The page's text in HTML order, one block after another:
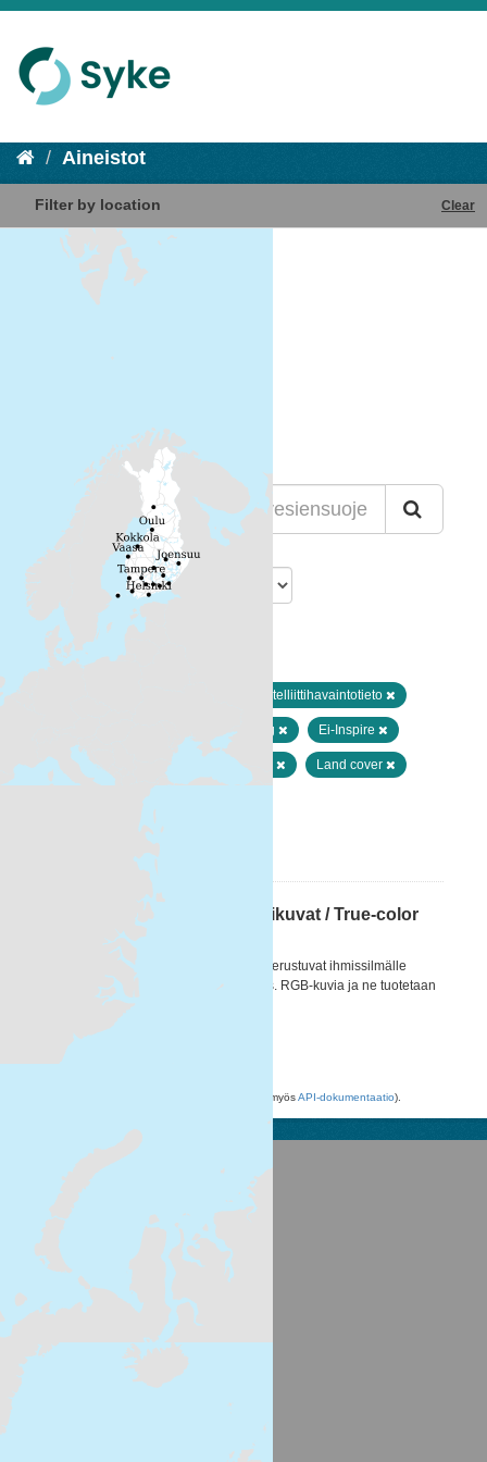
Aineistot
Filter by location Clear
Lajittelu
Löytyi 1 datasettiä
Satelliittihavaintotieto
remote sensing Ei-Inspire
earth observation Sea regions Land cover
Suodattimen tulokset
Satelliittihavaintojen tosivärikuvat / True-color
satellite images
[FI] Satelliittihavaintojen tosivärikuvat perustuvat ihmissilmälle
näkyvään valoon. Tosivärikuvat ovat ns. RGB-kuvia ja ne tuotetaan
muodostamalla satelliittien optisten...
HTML
avulla (katso myösAPI-dokumentaatio).
Suomen ympäristökeskus
Latokartanonkaari 11
FI-00790 Helsinki
Switchboard: +358 295 251 000
Fax: 09 5490 2190
Palvelukuvaus
Tietosuojailmoitus
CKAN ohjelmointirajapinta (API)
CKAN Association